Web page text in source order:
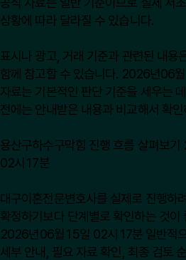
상황에 따라 달라질 수 있습니다.
표시나 광고, 거래 기준과 관련된 내용
함께 참고할 수 있습니다. 2026년06
자료는 기본적인 판단 기준을 세우는
전에는 안내받은 내용과 비교해서 확
용산구하수구막힘 진행 흐름 살펴보
02시17분
대구이혼전문변호사를 실제로 진행하
확정하기보다 단계별로 확인하는 것이
2026년06월15일 02시17분 일반적으
세부 안내, 필요 자료 확인, 최종 검토